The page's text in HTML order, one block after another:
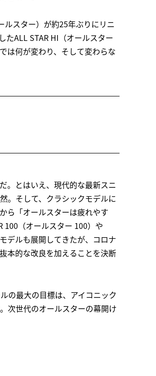
ルスター）が約25年ぶりにリニ
たALL STAR HI（オールスター
は何が変わり、そして変わらな
。とはいえ、現代的な最新スニ
。そして、クラシックモデルに
ら「オールスターは疲れやす
100（オールスター 100）や
デルも展開してきたが、コロナ
本的な改良を加えることを決断
の最大の目標は、アイコニック
次世代のオールスターの幕開け